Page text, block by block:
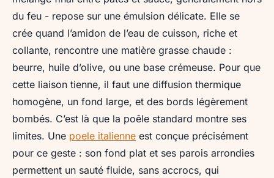
du feu - repose sur une émulsion délicate. Elle se
crée quand l’amidon de l’eau de cuisson, riche et
collante, rencontre une matière grasse chaude :
beurre, huile d’olive, ou une base crémeuse. Pour que
cette liaison tienne, il faut une diffusion thermique
homogène, un fond large, et des bords légèrement
bombés. C’est là que la poêle standard montre ses
limites. Une poele italienne est conçue précisément
pour ce geste : son fond plat et ses parois arrondies
permettent un sauté fluide, sans accrocs, qui